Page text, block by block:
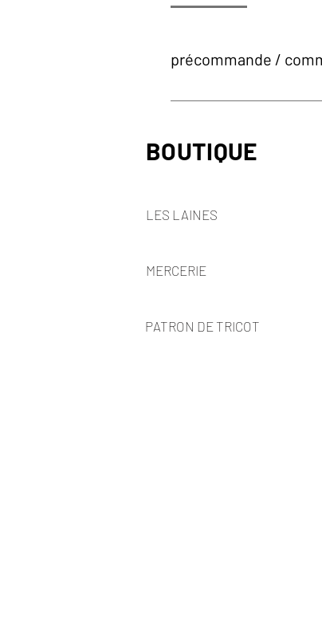
précommande /
De façon général je ne
BOUTIQUE
LES LAINES
MERCERIE
PATRON DE TRICOT